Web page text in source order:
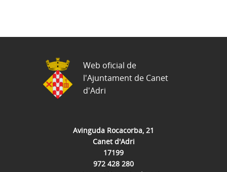
Avinguda Rocacorba, 21
Canet d'Adri
17199
972 428 280
Web oficial de
l'Ajuntament de Canet
d'Adri